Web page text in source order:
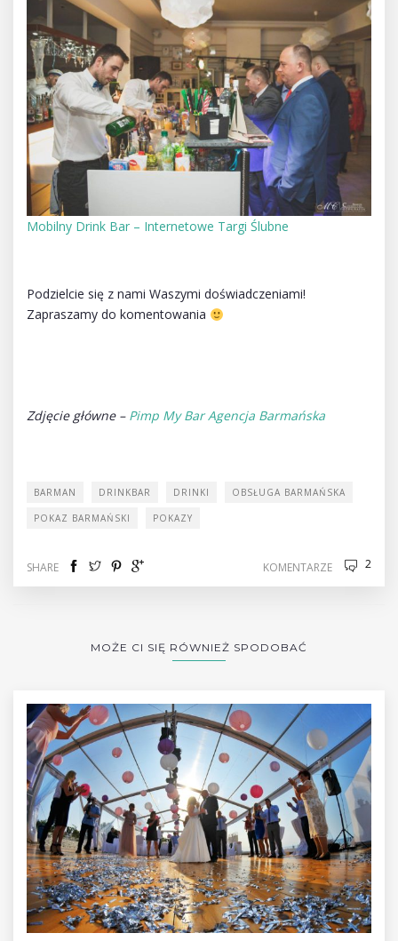
Mobilny Drink Bar – Internetowe Targi Ślubne
Podzielcie się z nami Waszymi doświadczeniami!
Zapraszamy do komentowania
Zdjęcie główne – Pimp My Bar Agencja Barmańska
BARMAN DRINKBAR DRINKI OBSŁUGA BARMAŃSKA
POKAZ BARMAŃSKI POKAZY
SHARE KOMENTARZE 2
MOŻE CI SIĘ RÓWNIEŻ SPODOBAĆ